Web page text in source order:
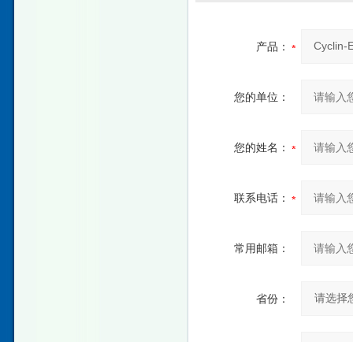
产品：
您的单位：
您的姓名：
联系电话：
常用邮箱：
省份：